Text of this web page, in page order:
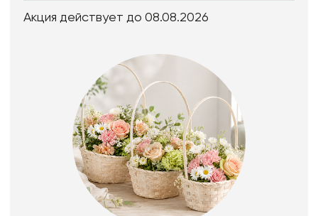
Акция действует до 08.08.2026